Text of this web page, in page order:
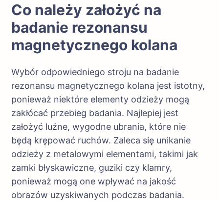
Co należy założyć na
badanie rezonansu
magnetycznego kolana
Wybór odpowiedniego stroju na badanie
rezonansu magnetycznego kolana jest istotny,
ponieważ niektóre elementy odzieży mogą
zakłócać przebieg badania. Najlepiej jest
założyć luźne, wygodne ubrania, które nie
będą krępować ruchów. Zaleca się unikanie
odzieży z metalowymi elementami, takimi jak
zamki błyskawiczne, guziki czy klamry,
ponieważ mogą one wpływać na jakość
obrazów uzyskiwanych podczas badania.